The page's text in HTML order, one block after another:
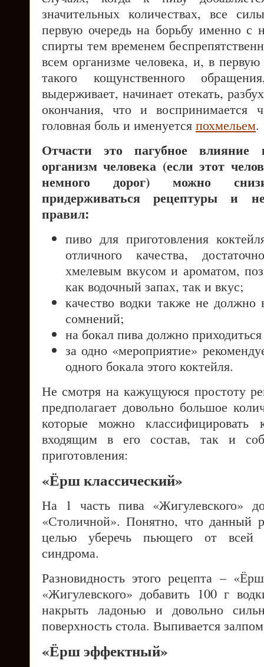
значительных количествах, все
первую очередь на борьбу именно с
спирты тем временем
всем организме человека, и, в
такого кощунственного
выдерживает, начинает отекать,
окончания, что и воспринимается
головная боль и именуется похмельем.
Отчасти это пагубное
организм человека (если этот
немного дорог) можно
придерживаться рецептуры и
правил:
пиво для приготовления
отличного качества,
хмелевым вкусом и ароматом,
как водочный запах, так и вкус;
качество водки также не
сомнений;
на бокал пива должно
за одно «мероприятие»
одного бокала этого коктейля.
Не смотря на кажущуюся простоту
предполагает довольно большое
которые можно классифицировать
входящим в его состав, так и
приготовления:
«Ёрш классический»
На 1 часть пива «Жигулевского»
«Столичной». Понятно, что данный
целью уберечь пьющего от всей
синдрома.
Разновидность этого рецепта –
«Жигулевского» добавить 100 г
накрыть ладонью и довольно
поверхность стола. Выпивается
«Ёрш эффектный»